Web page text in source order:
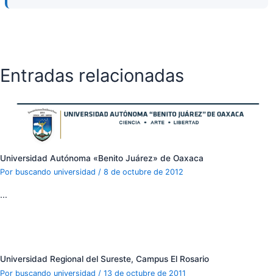
Entradas relacionadas
Universidad Autónoma «Benito Juárez» de Oaxaca
Por buscando universidad / 8 de octubre de 2012
…
Universidad Regional del Sureste, Campus El Rosario
Por buscando universidad / 13 de octubre de 2011